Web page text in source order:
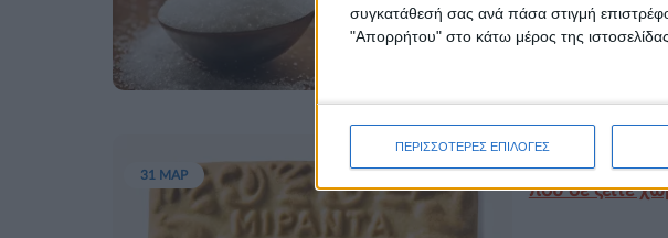
συγκατάθεσή σας ανά πάσα στιγμή
"Απορρήτου" στο κάτω μέρος της ιστοσελίδας.
ΠΕΡΙΣΣΟΤΕΡΕΣ ΕΠΙΛΟΓΕΣΙσορροπημένη διατροφή
Μπισκότα με
που δε ζείτε
31 ΜΑΡ